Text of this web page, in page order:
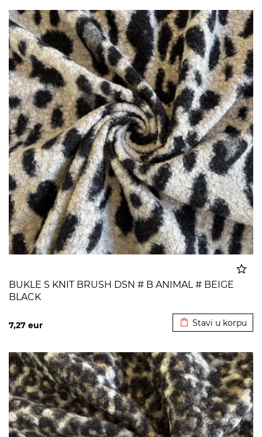
BUKLE S KNIT BRUSH DSN # B ANIMAL # BEIGE
BLACK
7,27 eur Stavi u korpu